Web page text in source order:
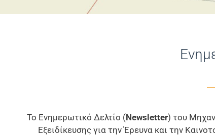
Το Ενημερωτικό Δελτίο (Newsletter) του
Εξειδίκευσης για την Έρευνα και την